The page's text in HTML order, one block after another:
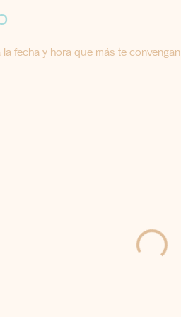
fecha y hora que más te convengan